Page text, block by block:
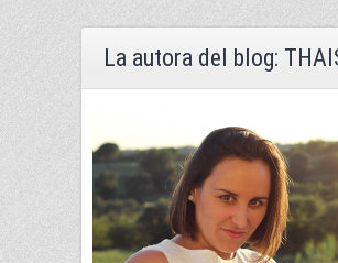
La autora del blog: